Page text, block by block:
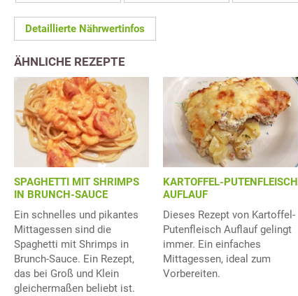
Detaillierte Nährwertinfos
ÄHNLICHE REZEPTE
SPAGHETTI MIT SHRIMPS
IN BRUNCH-SAUCE
Ein schnelles und pikantes
Mittagessen sind die
Spaghetti mit Shrimps in
Brunch-Sauce. Ein Rezept,
das bei Groß und Klein
gleichermaßen beliebt ist.
KARTOFFEL-PUTENFLEISCH
AUFLAUF
Dieses Rezept von Kartoffel-
Putenfleisch Auflauf gelingt
immer. Ein einfaches
Mittagessen, ideal zum
Vorbereiten.